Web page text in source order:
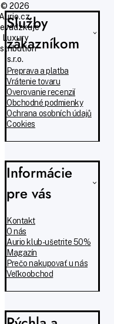
Služby
zákazníkom
Preprava a platba
Vrátenie tovaru
Overovanie recenzií
Obchodné podmienky
Ochrana osobních údajů
Cookies
Informácie
pre vás
Kontakt
O nás
Aurio klub - ušetrite 50%
Magazín
Prečo nakupovať u nás
Veľkoobchod
© 2026
Luxury
s.r.o.